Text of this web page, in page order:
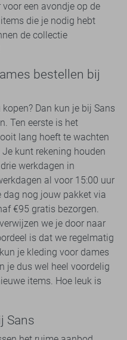
een avondje op de
die je nodig hebt
de collectie
bestellen bij
Dan kun je bij Sans
Ten eerste is het
lang hoeft te wachten
kunt rekening houden
werkdagen in
al voor 15:00 uur
dag nog jouw pakket via
€95 gratis bezorgen.
we je door naar
is dat we regelmatig
je kleding voor dames
je dus wel heel voordelig
items. Hoe leuk is
Sans